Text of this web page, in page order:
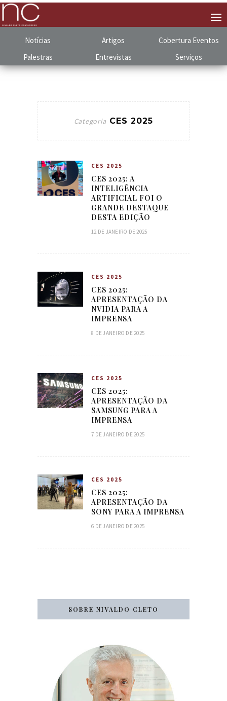
Notícias Artigos Cobertura Eventos
Palestras
Entrevistas Serviços
Categoria CES 2025
CES 2025
CES 2025: A
INTELIGÊNCIA
ARTIFICIAL FOI O
GRANDE DESTAQUE
DESTA EDIÇÃO
12 DE JANEIRO DE 2025
CES 2025
CES 2025:
APRESENTAÇÃO DA
NVIDIA PARA A
IMPRENSA
8 DE JANEIRO DE 2025
CES 2025
CES 2025:
APRESENTAÇÃO DA
SAMSUNG PARA A
IMPRENSA
7 DE JANEIRO DE 2025
CES 2025
CES 2025:
APRESENTAÇÃO DA
SONY PARA A IMPRENSA
6 DE JANEIRO DE 2025
SOBRE NIVALDO CLETO